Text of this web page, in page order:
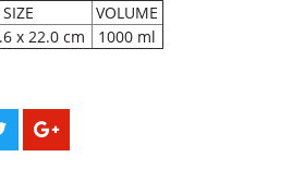
SIZE
VOLUME
x 22.0 cm 1000 ml